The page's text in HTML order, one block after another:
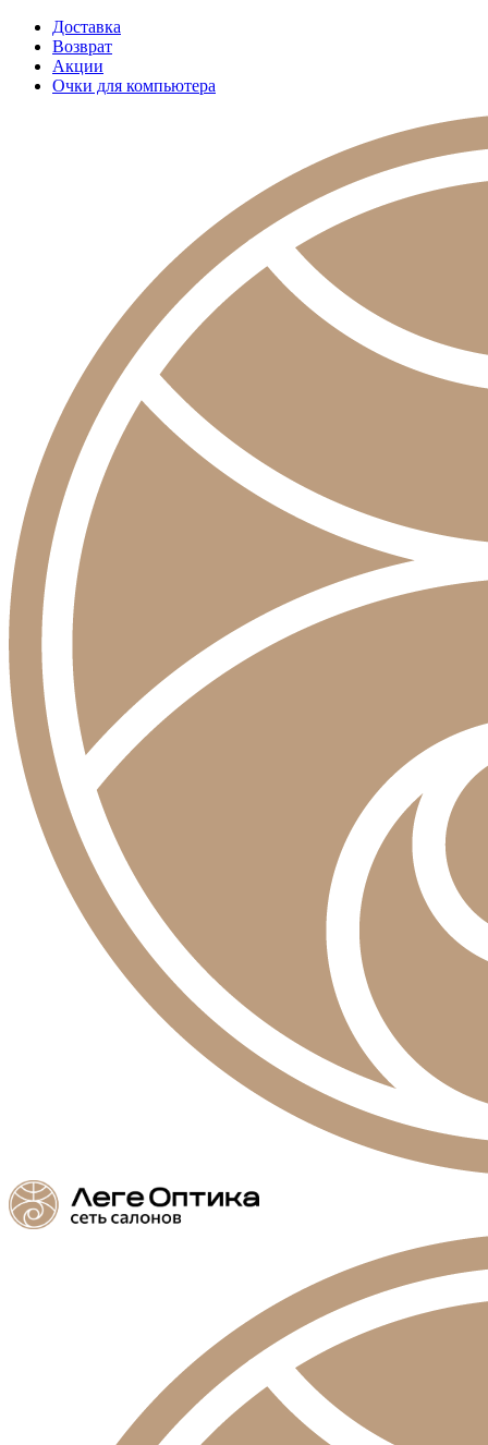
Доставка
Возврат
Акции
Очки для компьютера